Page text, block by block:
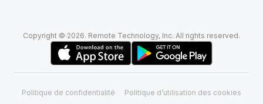
Copyright © 2026. Remote Technology, Inc. All rights reserved.
Politique de confidentialité Politique d’utilisation des cookies